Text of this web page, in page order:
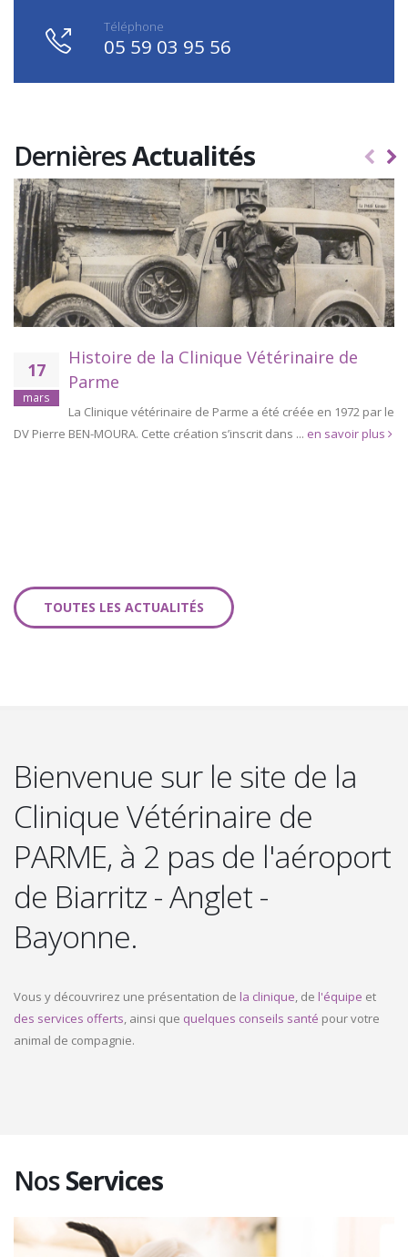
Téléphone
05 59 03 95 56
DernièresActualités
17
mars
Histoire de la Clinique Vétérinaire de
Parme
La Clinique vétérinaire de Parme a été créée en 1972 par le
DV Pierre BEN-MOURA. Cette création s’inscrit dans ... en savoir plus
TOUTES LES ACTUALITÉS
Bienvenue sur le site de la
Clinique Vétérinaire de
PARME, à 2 pas de l'aéroport
de Biarritz - Anglet -
Bayonne.
Vous y découvrirez une présentation de la clinique, de l'équipe et
des services offerts, ainsi que quelques conseils santé pour votre
animal de compagnie.
NosServices